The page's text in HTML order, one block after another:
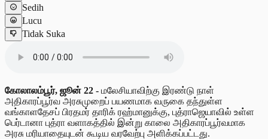
Sedih
Lucu
Tidak Suka
கோலாலம்பூர், ஜூன் 22 - மலேசியாவிற்கு இரண்டு நாள்
அதிகாரப்பூர்வ அரசுமுறைப் பயணமாக வருகை தந்துள்ள
வங்காளதேசப் பிரதமர் தாரிக் ரஹ்மானுக்கு, புத்ராஜெயாவில் உள்ள
பெர்டானா புத்ரா வளாகத்தில் இன்று காலை அதிகாரப்பூர்வமாக
அரசு மரியாதையுடன் கூடிய வரவேற்பு அளிக்கப்பட்டது.